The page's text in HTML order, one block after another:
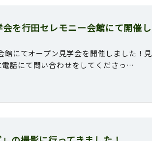
を行田セレモニー会館にて開催し
館にてオープン見学会を開催しました！見
話にて問い合わせをしてくださっ…